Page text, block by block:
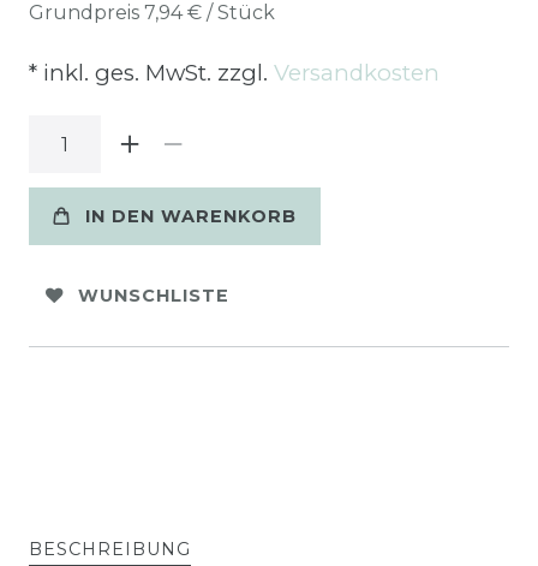
Grundpreis 7,94 € / Stück
* inkl. ges. MwSt. zzgl. Versandkosten
IN DEN WARENKORB
WUNSCHLISTE
BESCHREIBUNG